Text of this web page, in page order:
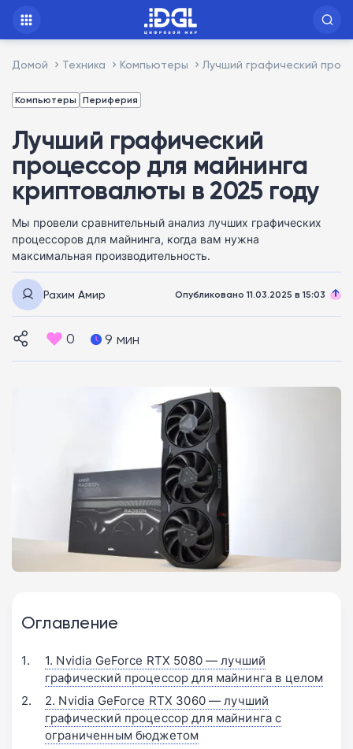
Домой Техника Компьютеры Лучший графический
Компьютеры Периферия
Лучший графический
процессор для майнинга
криптовалюты в 2025 году
Мы провели сравнительный анализ лучших графических
процессоров для майнинга, когда вам нужна
максимальная производительность.
Рахим Амир Опубликовано 11.03.2025 в 15:03
0 9 мин
Оглавление
1. Nvidia GeForce RTX 5080 — лучший
графический процессор для майнинга в целом
2. Nvidia GeForce RTX 3060 — лучший
графический процессор для майнинга с
ограниченным бюджетом